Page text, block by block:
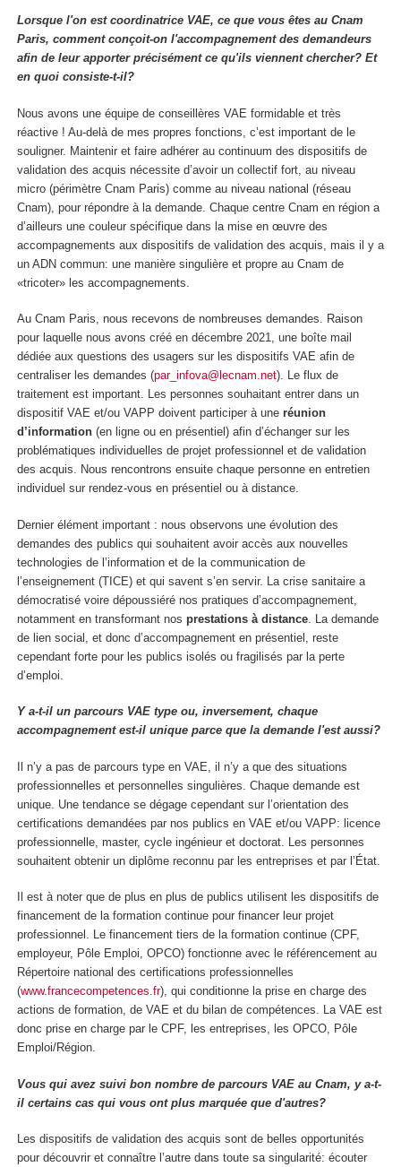
Lorsque l'on est coordinatrice VAE, ce que vous êtes au Cnam
Paris, comment conçoit-on l'accompagnement des demandeurs
afin de leur apporter précisément ce qu'ils viennent chercher? Et
en quoi consiste-t-il?
Nous avons une équipe de conseillères VAE formidable et très
réactive ! Au-delà de mes propres fonctions, c’est important de le
souligner. Maintenir et faire adhérer au continuum des dispositifs de
validation des acquis nécessite d’avoir un collectif fort, au niveau
micro (périmètre Cnam Paris) comme au niveau national (réseau
Cnam), pour répondre à la demande. Chaque centre Cnam en région a
d’ailleurs une couleur spécifique dans la mise en œuvre des
accompagnements aux dispositifs de validation des acquis, mais il y a
un ADN commun: une manière singulière et propre au Cnam de
«tricoter» les accompagnements.
Au Cnam Paris, nous recevons de nombreuses demandes. Raison
pour laquelle nous avons créé en décembre 2021, une boîte mail
dédiée aux questions des usagers sur les dispositifs VAE afin de
centraliser les demandes (par_infova@lecnam.net). Le flux de
traitement est important. Les personnes souhaitant entrer dans un
dispositif VAE et/ou VAPP doivent participer à une réunion
d’information (en ligne ou en présentiel) afin d’échanger sur les
problématiques individuelles de projet professionnel et de validation
des acquis. Nous rencontrons ensuite chaque personne en entretien
individuel sur rendez-vous en présentiel ou à distance.
Dernier élément important : nous observons une évolution des
demandes des publics qui souhaitent avoir accès aux nouvelles
technologies de l’information et de la communication de
l’enseignement (TICE) et qui savent s’en servir. La crise sanitaire a
démocratisé voire dépoussiéré nos pratiques d’accompagnement,
notamment en transformant nos prestations à distance . La demande
de lien social, et donc d’accompagnement en présentiel, reste
cependant forte pour les publics isolés ou fragilisés par la perte
d’emploi.
Y a-t-il un parcours VAE type ou, inversement, chaque
accompagnement est-il unique parce que la demande l'est aussi?
Il n’y a pas de parcours type en VAE, il n’y a que des situations
professionnelles et personnelles singulières. Chaque demande est
unique. Une tendance se dégage cependant sur l’orientation des
certifications demandées par nos publics en VAE et/ou VAPP: licence
professionnelle, master, cycle ingénieur et doctorat. Les personnes
souhaitent obtenir un diplôme reconnu par les entreprises et par l’État.
Il est à noter que de plus en plus de publics utilisent les dispositifs de
financement de la formation continue pour financer leur projet
professionnel. Le financement tiers de la formation continue (CPF,
employeur, Pôle Emploi, OPCO) fonctionne avec le référencement au
Répertoire national des certifications professionnelles
(www.francecompetences.fr), qui conditionne la prise en charge des
actions de formation, de VAE et du bilan de compétences. La VAE est
donc prise en charge par le CPF, les entreprises, les OPCO, Pôle
Emploi/Région.
Vous qui avez suivi bon nombre de parcours VAE au Cnam, y a-t-
il certains cas qui vous ont plus marquée que d'autres?
Les dispositifs de validation des acquis sont de belles opportunités
pour découvrir et connaître l’autre dans toute sa singularité: écouter